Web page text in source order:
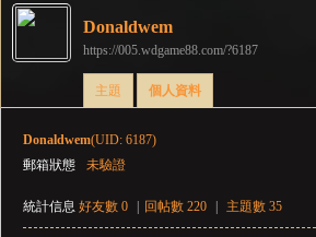
›
Donaldwem
https://005.wdgame88.com/?6187
主題 個人資料
Donaldwem(UID: 6187)
郵箱狀態
未驗證
統計信息 好友數 0 回帖數 220 主題數 35